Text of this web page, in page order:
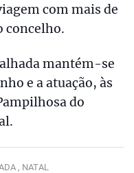
com mais de
concelho.
mantém-se
e a atuação, às
do
, NATAL